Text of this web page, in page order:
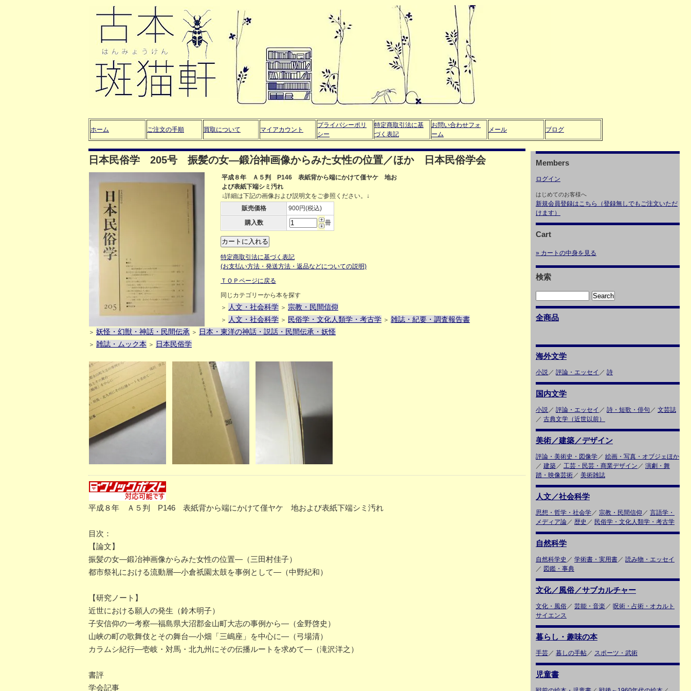
ホーム ご注文の手順 買取について マイアカウント
プライバシーポリ
シー
特定商取引法に基
づく表記
お問い合わせフォ
ーム
メール ブログ
日本民俗学 205号 振髪の女―鍛冶神画像からみた女性の位置／ほか 日本民俗学会
平成８年 Ａ５判 P146 表紙背から端にかけて僅ヤケ 地お
よび表紙下端シミ汚れ
↓詳細は下記の画像および説明文をご参照ください。↓
販売価格
900円(税込)
購入数
冊
特定商取引法に基づく表記
(お支払い方法・発送方法・返品などについての説明)
ＴＯＰページに戻る
同じカテゴリーから本を探す
＞
人文・社会科学 ＞ 宗教・民間信仰
＞ 人文・社会科学 ＞ 民俗学・文化人類学・考古学 ＞ 雑誌・紀要・調査報告書
＞ 妖怪・幻獣・神話・民間伝承 ＞ 日本・東洋の神話・説話・民間伝承・妖怪
＞ 雑誌・ムック本 ＞ 日本民俗学
平成８年 Ａ５判 P146 表紙背から端にかけて僅ヤケ 地および表紙下端シミ汚れ
目次：
【論文】
振髪の女―鍛冶神画像からみた女性の位置―（三田村佳子）
都市祭礼における流動層―小倉祇園太鼓を事例として―（中野紀和）
【研究ノート】
近世における願人の発生（鈴木明子）
子安信仰の一考察―福島県大沼郡金山町大志の事例から―（金野啓史）
山峡の町の歌舞伎とその舞台―小畑「三嶋座」を中心に―（弓場清）
カラムシ紀行―壱岐・対馬・北九州にその伝播ルートを求めて―（滝沢洋之）
書評
学会記事
Members
ログイン
はじめてのお客様へ
新規会員登録はこちら（登録無しでもご注文いただ
けます）
Cart
» カートの中身を見る
検索
全商品
海外文学
小説／ 評論・エッセイ ／ 詩
国内文学
小説／ 評論・エッセイ ／ 詩・短歌・俳句 ／ 文芸誌
／ 古典文学（近世以前）
美術／建築／デザイン
評論・美術史・図像学／ 絵画・写真・オブジェほか
／ 建築／ 工芸・民芸・商業デザイン ／ 演劇・舞
踏・映像芸術／ 美術雑誌
人文／社会科学
思想・哲学・社会学／ 宗教・民間信仰 ／ 言語学・
メディア論／ 歴史 ／ 民俗学・文化人類学・考古学
自然科学
自然科学史 ／ 学術書・実用書／ 読み物・エッセイ
／ 図鑑・事典
文化／風俗／サブカルチャー
文化・風俗／ 芸能・音楽 ／ 呪術・占術・オカルト
サイエンス
暮らし・趣味の本
手芸／ 暮しの手帖／ スポーツ・武術
児童書